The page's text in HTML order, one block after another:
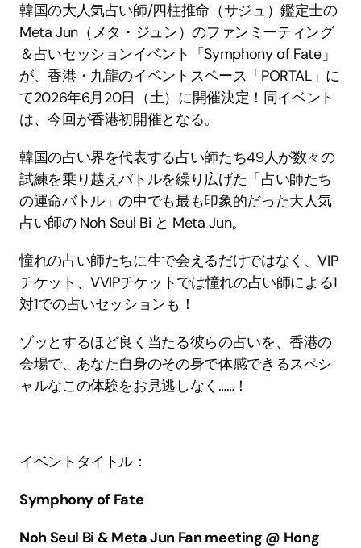
韓国の大人気占い師/四柱推命（サジュ）鑑定士の
Meta Jun（メタ・ジュン）のファンミーティング
＆占いセッションイベント「Symphony of Fate」
が、香港・九龍のイベントスペース「PORTAL」に
て2026年6月20日（土）に開催決定！同イベント
は、今回が香港初開催となる。
韓国の占い界を代表する占い師たち49人が数々の
試練を乗り越えバトルを繰り広げた「占い師たち
の運命バトル」の中でも最も印象的だった大人気
占い師の Noh Seul Bi と Meta Jun。
憧れの占い師たちに生で会えるだけではなく、VIP
チケット、VVIPチケットでは憧れの占い師による1
対1での占いセッションも！
ゾッとするほど良く当たる彼らの占いを、香港の
会場で、あなた自身のその身で体感できるスペシ
ャルなこの体験をお見逃しなく……！
イベントタイトル：
Symphony of Fate
Noh Seul Bi & Meta Jun Fan meeting @ Hong